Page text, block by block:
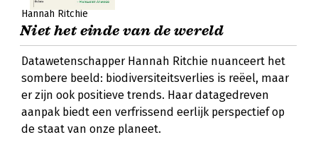
Hannah Ritchie
Niet het einde van de wereld
Datawetenschapper Hannah Ritchie nuanceert het
sombere beeld: biodiversiteitsverlies is reëel, maar
er zijn ook positieve trends. Haar datagedreven
aanpak biedt een verfrissend eerlijk perspectief op
de staat van onze planeet.